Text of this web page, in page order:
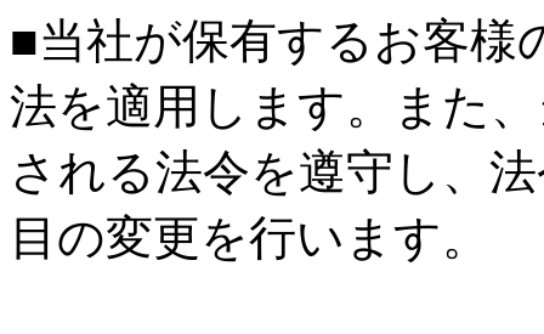
■当社が保有するお客様
法を適用します。また
される法令を遵守し、
目の変更を行います。